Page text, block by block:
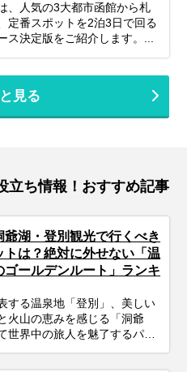
、人気の3大都市函館から札
定番スポットを2泊3日で回る
ス決定版をご紹介します。...
見る
立ち情報！おすすめ記事
爺湖・登別観光で行くべき
トは？絶対に外せない「温
ゴールデンルート」ランキ
する温泉地「登別」、美しい
火山の恵みを感じる「洞爺
世界中の旅人を魅了するパウ